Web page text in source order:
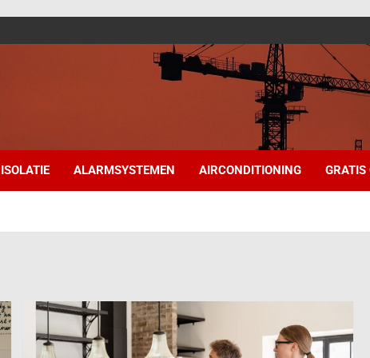
ISOLATIE ALARMSYSTEMEN AIRCONDITIONING GRATIS